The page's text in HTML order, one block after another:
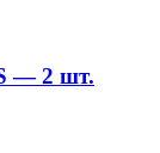
— 2 шт.